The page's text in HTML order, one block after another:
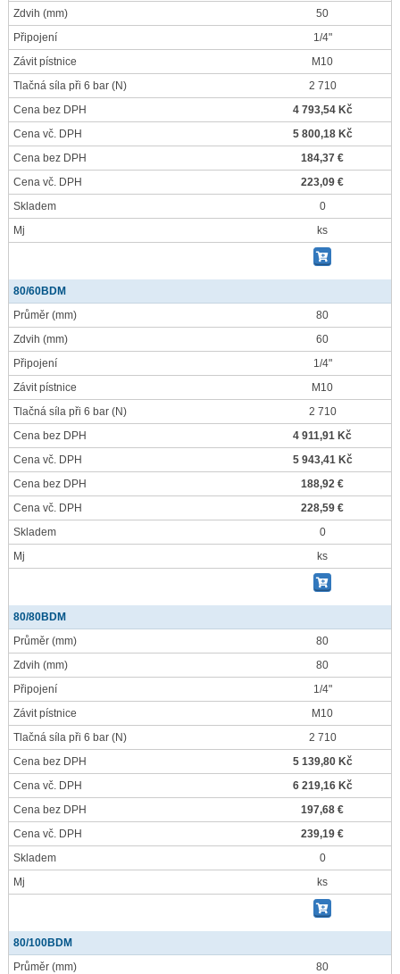
Zdvih (mm)
50
Připojení
1/4"
Závit pístnice
M10
Tlačná síla při 6 bar (N)
2 710
Cena bez DPH
4 793,54 Kč
Cena vč. DPH
5 800,18 Kč
Cena bez DPH
184,37 €
Cena vč. DPH
223,09 €
Skladem
0
Mj
ks
80/60BDM
Průměr (mm)
80
Zdvih (mm)
60
Připojení
1/4"
Závit pístnice
M10
Tlačná síla při 6 bar (N)
2 710
Cena bez DPH
4 911,91 Kč
Cena vč. DPH
5 943,41 Kč
Cena bez DPH
188,92 €
Cena vč. DPH
228,59 €
Skladem
0
Mj
ks
80/80BDM
Průměr (mm)
80
Zdvih (mm)
80
Připojení
1/4"
Závit pístnice
M10
Tlačná síla při 6 bar (N)
2 710
Cena bez DPH
5 139,80 Kč
Cena vč. DPH
6 219,16 Kč
Cena bez DPH
197,68 €
Cena vč. DPH
239,19 €
Skladem
0
Mj
ks
80/100BDM
Průměr (mm)
80